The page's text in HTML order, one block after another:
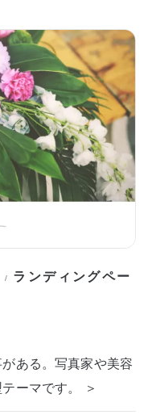
/ ランディングペー
ある。写真家や美容
ーマです。 ＞